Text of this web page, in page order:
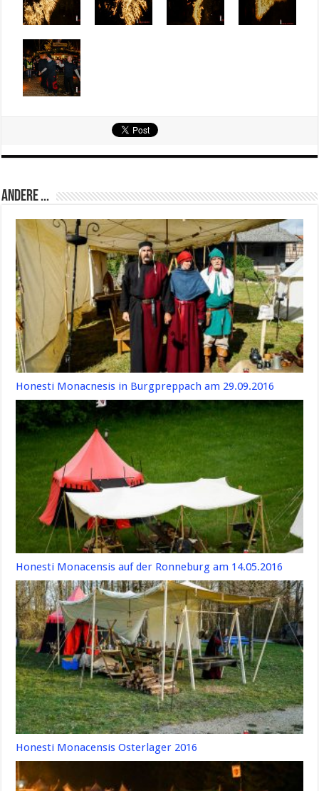
Andere ...
Honesti Monacnesis in Burgpreppach am 29.09.2016
Honesti Monacensis auf der Ronneburg am 14.05.2016
Honesti Monacensis Osterlager 2016